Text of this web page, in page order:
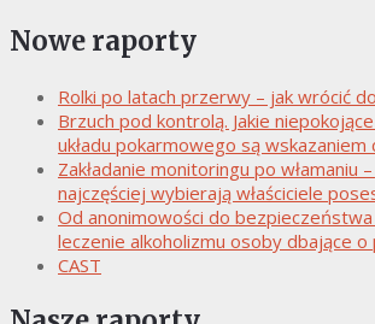
Nowe raporty
Rolki po latach przerwy – jak wrócić
Brzuch pod kontrolą. Jakie
układu pokarmowego są wskazaniem
Zakładanie monitoringu po włamaniu
najczęściej wybierają właściciele
Od anonimowości do
leczenie alkoholizmu osoby dbające
CAST